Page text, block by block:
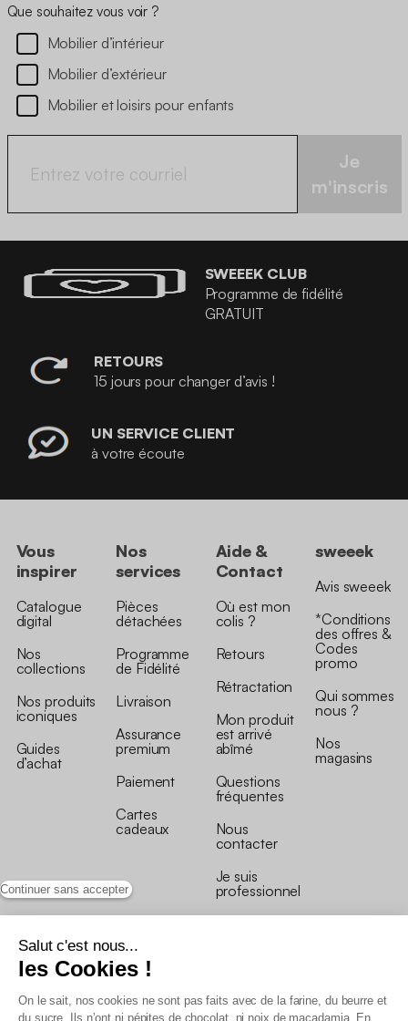
Continuer sans accepter
Salut c'est nous...
les Cookies !
On le sait, nos cookies ne sont pas faits avec de la farine, du beurre et
du sucre. Ils n’ont ni pépites de chocolat, ni noix de macadamia. En
Que souhaitez vous voir ?
Mobilier d’intérieur
Mobilier d’extérieur
Mobilier et loisirs pour enfants
Je
m'inscris
SWEEEK CLUB
Programme de fidélité
GRATUIT
RETOURS
15 jours pour changer d’avis !
UN SERVICE CLIENT
à votre écoute
Vous
inspirer
Catalogue
digital
Nos
collections
Nos produits
iconiques
Guides
d’achat
Nos
services
Pièces
détachées
Programme
de Fidélité
Livraison
Assurance
premium
Paiement
Cartes
cadeaux
Aide &
Contact
Où est mon
colis ?
Retours
Rétractation
Mon produit
est arrivé
abîmé
Questions
fréquentes
Nous
contacter
Je suis
professionnel
sweeek
Avis sweeek
*Conditions
des offres &
Codes
promo
Qui sommes
nous ?
Nos
magasins
Conditions générales de vente